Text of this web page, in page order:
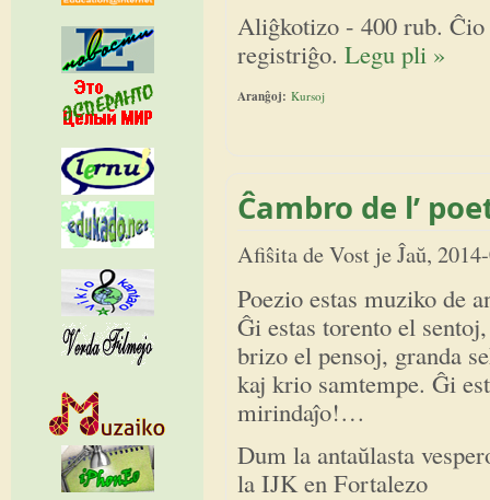
Aliĝkotizo - 400 rub.
registriĝo. Legu pli »
Aranĝoj: Kursoj
Ĉambro de l’
Afiŝita deVost jeĴaŭ,
Poezio estas muziko de
Ĝi estas torento el sentoj,
brizo el pensoj, granda
kaj krio samtempe. Ĝi
mirindaĵo!…
Dum la antaŭlasta
la IJK en Fortalezo